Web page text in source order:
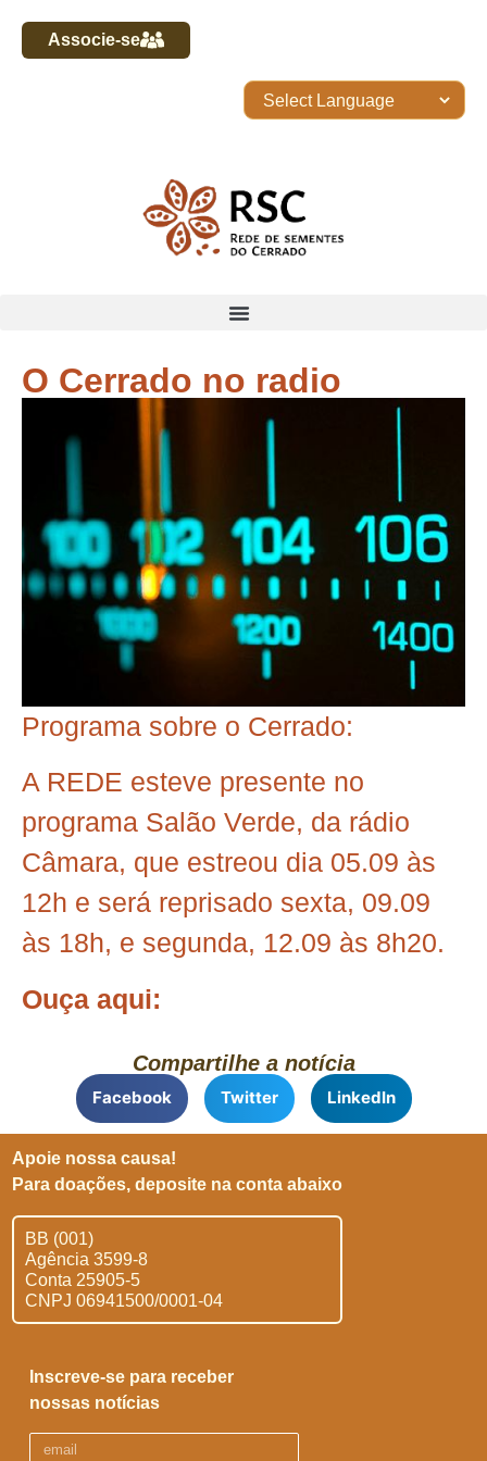
Associe-se
O Cerrado no radio
Programa sobre o Cerrado:
A REDE esteve presente no
programa Salão Verde, da rádio
Câmara, que estreou dia 05.09 às
12h e será reprisado sexta, 09.09
às 18h, e segunda, 12.09 às 8h20.
Ouça aqui:
Compartilhe a notícia
Facebook Twitter LinkedIn
Apoie nossa causa!
Para doações, deposite na conta abaixo
BB (001)
Agência 3599-8
Conta 25905-5
CNPJ 06941500/0001-04
Inscreve-se para receber
nossas notícias